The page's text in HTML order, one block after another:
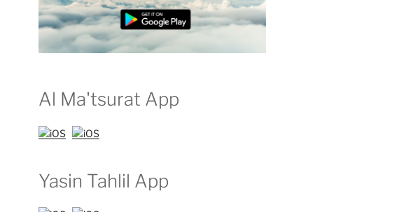
Al Ma'tsurat App
Yasin Tahlil App